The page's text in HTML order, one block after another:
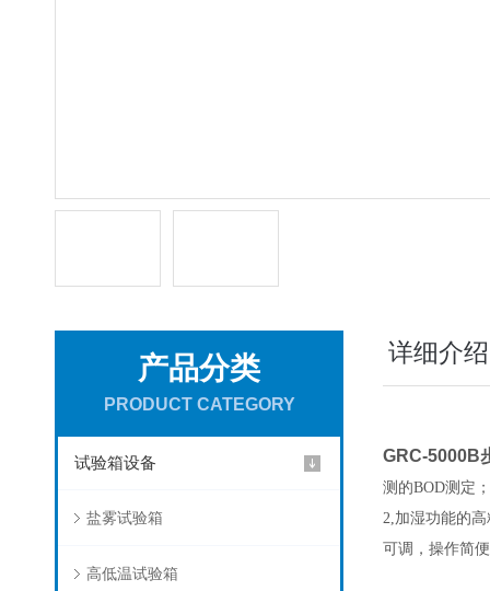
产品分类
PRODUCT CATEGORY
试验箱设备
盐雾试验箱
高低温试验箱
详细介绍
GRC-5000B
测的BOD测定
2,加湿功能的
可调，操作简